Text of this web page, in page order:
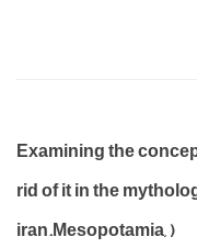
Examining the
rid of it in the
iran.Mesopotamia, )